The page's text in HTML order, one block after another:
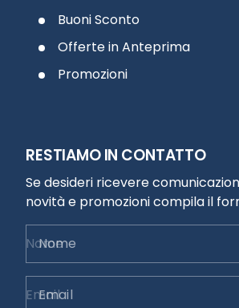
Buoni Sconto
Offerte in Anteprima
Promozioni
RESTIAMO IN CONTATTO
Se desideri ricevere
novità e promozioni compila il
Nome
Email